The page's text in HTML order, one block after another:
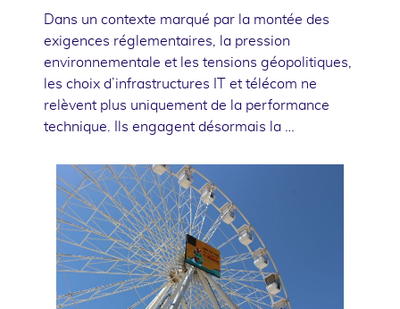
Dans un contexte marqué par la montée des
exigences réglementaires, la pression
environnementale et les tensions géopolitiques,
les choix d’infrastructures IT et télécom ne
relèvent plus uniquement de la performance
technique. Ils engagent désormais la …